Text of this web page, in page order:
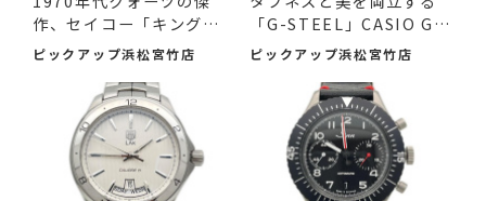
作、セイコー「キングク
ォー...
ピックアップ浜松宮竹店
「G-STEEL」CASIO G-S
HOCK ...
ピックアップ浜松宮竹店